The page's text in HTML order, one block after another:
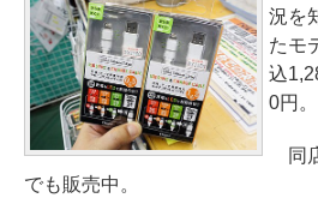
況を
たモ
込
0円。
同
でも販売中。